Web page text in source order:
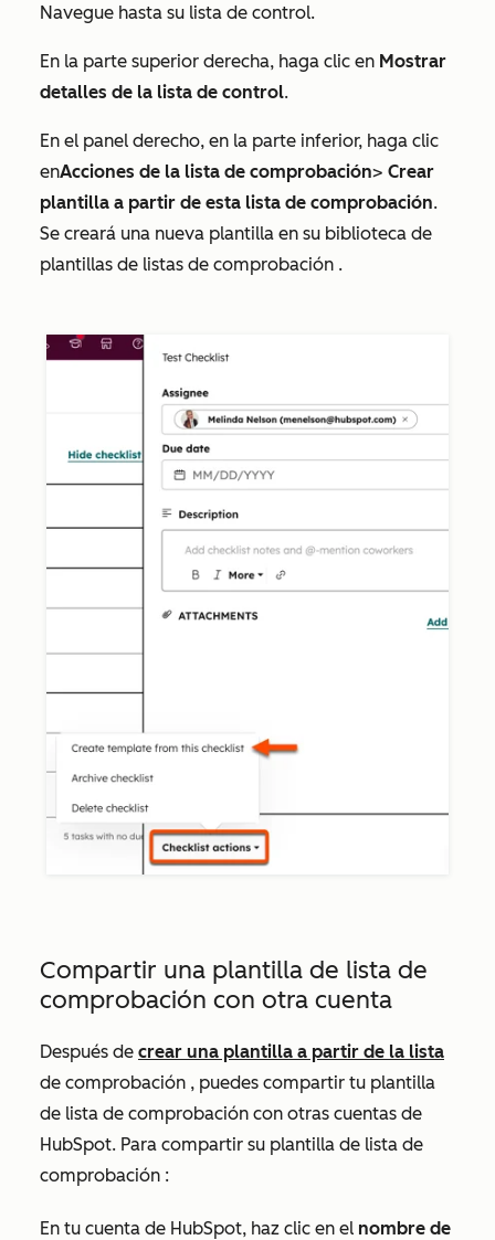
Navegue hasta su lista de control.
En la parte superior derecha, haga clic en Mostrar
detalles de la lista de control.
En el panel derecho, en la parte inferior, haga clic
enAcciones de la lista de comprobación> Crear
plantilla a partir de esta lista de comprobación.
Se creará una nueva plantilla en su biblioteca de
plantillas de listas de comprobación .
Compartir una plantilla de lista de
comprobación con otra cuenta
Después de crear una plantilla a partir de la lista
de comprobación , puedes compartir tu plantilla
de lista de comprobación con otras cuentas de
HubSpot. Para compartir su plantilla de lista de
comprobación :
En tu cuenta de HubSpot, haz clic en el nombre de